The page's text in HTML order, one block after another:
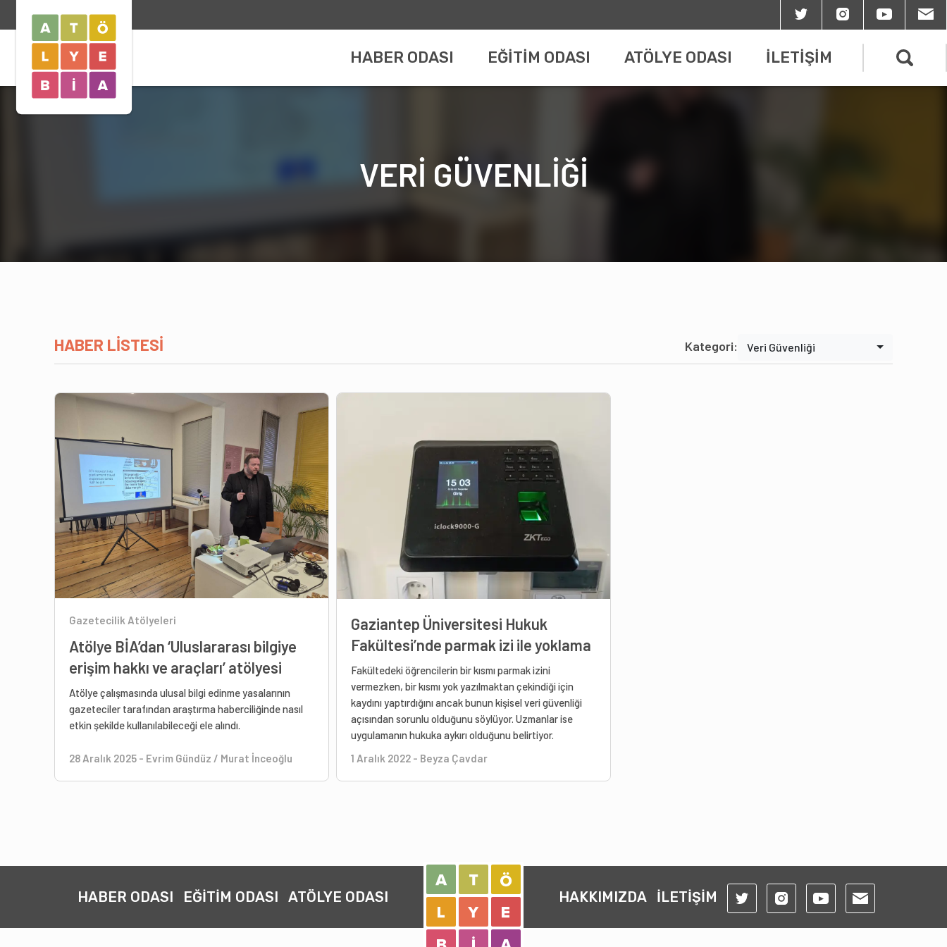
HABER ODASI EĞİTİM ODASI ATÖLYE ODASI İLETİŞİM
VERİ GÜVENLİĞİ
HABER LİSTESİ Kategori: Veri Güvenliği
Gazetecilik Atölyeleri
Atölye BİA’dan ‘Uluslararası bilgiye
erişim hakkı ve araçları’ atölyesi
Atölye çalışmasında ulusal bilgi edinme yasalarının
gazeteciler tarafından araştırma haberciliğinde nasıl
etkin şekilde kullanılabileceği ele alındı.
28 Aralık 2025 - Evrim Gündüz / Murat İnceoğlu
Gaziantep Üniversitesi Hukuk
Fakültesi’nde parmak izi ile yoklama
Fakültedeki öğrencilerin bir kısmı parmak izini
vermezken, bir kısmı yok yazılmaktan çekindiği için
kaydını yaptırdığını ancak bunun kişisel veri güvenliği
açısından sorunlu olduğunu söylüyor. Uzmanlar ise
uygulamanın hukuka aykırı olduğunu belirtiyor.
1 Aralık 2022 - Beyza Çavdar
HABER ODASI EĞİTİM ODASI ATÖLYE ODASI HAKKIMIZDA İLETİŞİM